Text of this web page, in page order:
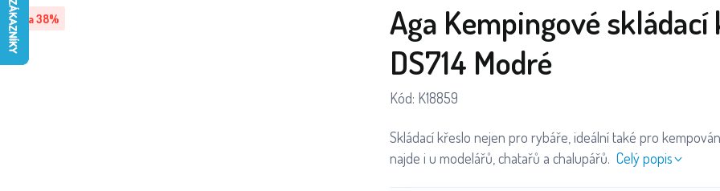
Sleva38%
Aga Kempingové skládací
DS714 Modré
Kód: K18859
Skládací křeslo nejen pro rybáře, ideální také pro
najde i u modelářů, chatařů a chalupářů. Celý popis